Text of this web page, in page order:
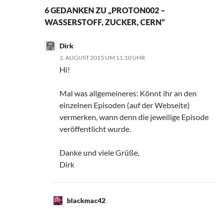
6 GEDANKEN ZU „PROTON002 –
WASSERSTOFF, ZUCKER, CERN“
Dirk
2. AUGUST 2015 UM 11:10 UHR
Hi!
Mal was allgemeineres: Könnt ihr an den
einzelnen Episoden (auf der Webseite)
vermerken, wann denn die jeweilige Episode
veröffentlicht wurde.
Danke und viele Grüße,
Dirk
blackmac42